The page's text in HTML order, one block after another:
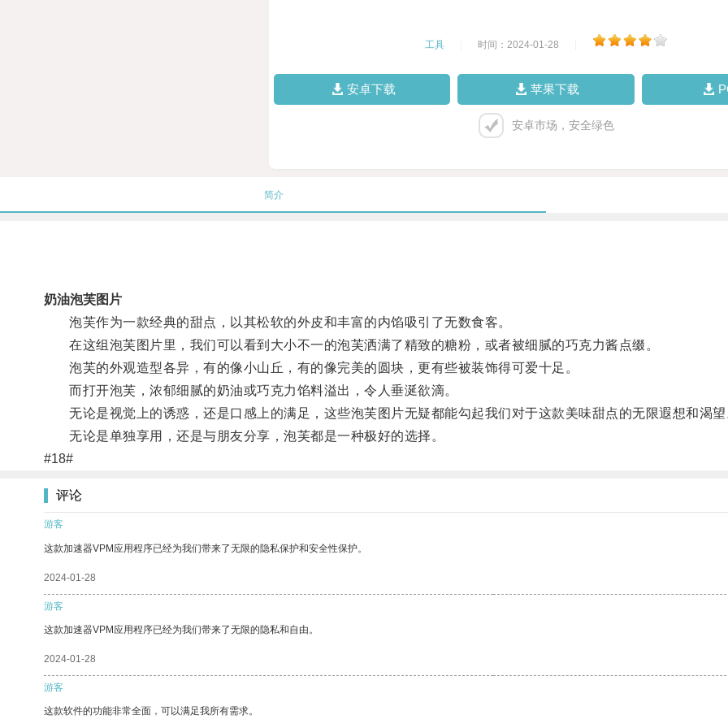
工具 时间：2024-01-28
安卓下载 苹果下载
安卓市场，安全绿色
简介
奶油泡芙图片
泡芙作为一款经典的甜点，以其松软的外皮和丰富的内馅吸引了无数食客。
在这组泡芙图片里，我们可以看到大小不一的泡芙洒满了精致的糖粉，或者被细腻的巧克力酱点缀。
泡芙的外观造型各异，有的像小山丘，有的像完美的圆块，更有些被装饰得可爱十足。
而打开泡芙，浓郁细腻的奶油或巧克力馅料溢出，令人垂涎欲滴。
无论是视觉上的诱惑，还是口感上的满足，这些泡芙图片无疑都能勾起我们对于这款美味甜点的无限遐想和渴望
无论是单独享用，还是与朋友分享，泡芙都是一种极好的选择。
#18#
评论
游客
这款加速器VPM应用程序已经为我们带来了无限的隐私保护和安全性保护。
2024-01-28
游客
这款加速器VPM应用程序已经为我们带来了无限的隐私和自由。
2024-01-28
游客
这款软件的功能非常全面，可以满足我所有需求。